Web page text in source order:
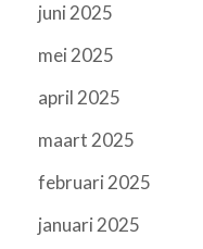
juni 2025
mei 2025
april 2025
maart 2025
februari 2025
januari 2025